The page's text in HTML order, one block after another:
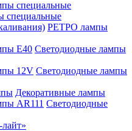
специальные
РЕТРО лампы
Светодиодные лампы
Светодиодные лампы
Декоративные лампы
Светодиодные
лайт»